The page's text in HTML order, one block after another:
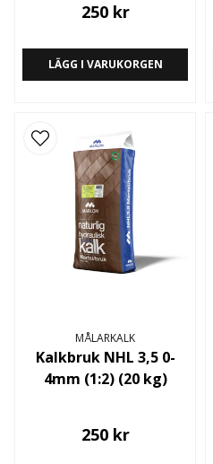
250 kr
LÄGG I VARUKORGEN
MÅLARKALK
Kalkbruk NHL 3,5 0-
4mm (1:2) (20 kg)
250 kr